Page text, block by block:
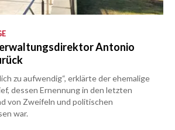
Antonio
zu aufwendig“, erklärte der ehemalige
dessen Ernennung in den letzten
von Zweifeln und politischen
war.